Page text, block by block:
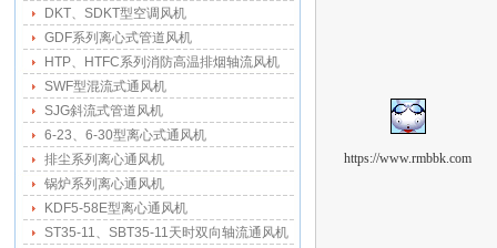
DKT、SDKT型空调风机
GDF系列离心式管道风机
HTP、HTFC系列消防高温排烟轴流风机
SWF型混流式通风机
SJG斜流式管道风机
6-23、6-30型离心式通风机
排尘系列离心通风机
锅炉系列离心通风机
KDF5-58E型离心通风机
ST35-11、SBT35-11天时双向轴流通风机
https://www.rmbbk.com